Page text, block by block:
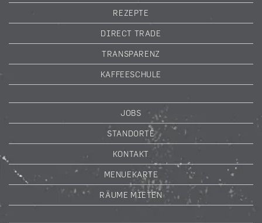
REZEPTE
DIRECT TRADE
TRANSPARENZ
KAFFEESCHULE
JOBS
STANDORTE
KONTAKT
MENUEKARTE
RÄUME MIETEN